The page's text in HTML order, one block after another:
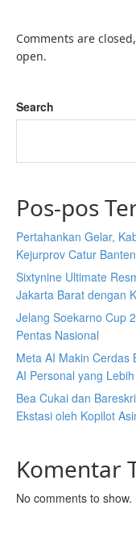
Comments are
open.
Search
Pos-pos
Pertahankan Gelar,
Kejurprov Catur
Sixtynine Ultimate
Jakarta Barat dengan
Jelang Soekarno Cup
Pentas Nasional
Meta AI Makin Cerdas
AI Personal yang
Bea Cukai dan
Ekstasi oleh Kopilot
Komentar
No comments to show.